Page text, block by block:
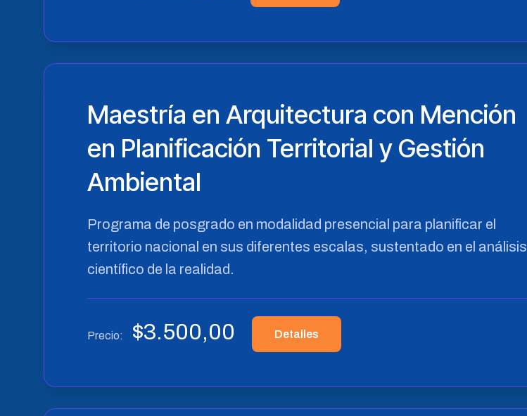
Maestría en Arquitectura con Mención
en Planificación Territorial y Gestión
Ambiental
Programa de posgrado en modalidad presencial para planificar el
territorio nacional en sus diferentes escalas, sustentado en el análisis
científico de la realidad.
Precio: $3.500,00 Detalles